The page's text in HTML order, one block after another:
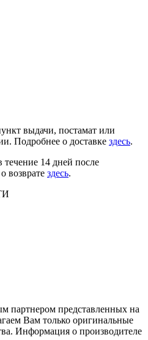
выдачи, постамат или
Подробнее о доставке здесь.
14 дней после
возврате здесь.
партнером представленных на
Вам только оригинальные
Информация о производителе